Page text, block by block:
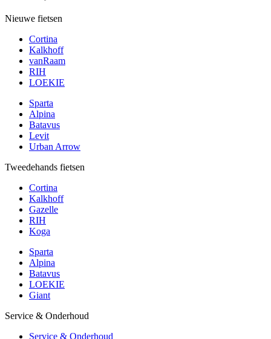
Nieuwe fietsen
Cortina
Kalkhoff
vanRaam
RIH
LOEKIE
Sparta
Alpina
Batavus
Levit
Urban Arrow
Tweedehands fietsen
Cortina
Kalkhoff
Gazelle
RIH
Koga
Sparta
Alpina
Batavus
LOEKIE
Giant
Service & Onderhoud
Service & Onderhoud